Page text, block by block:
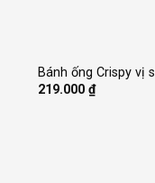
Bánh ống Crispy vị
219.000₫